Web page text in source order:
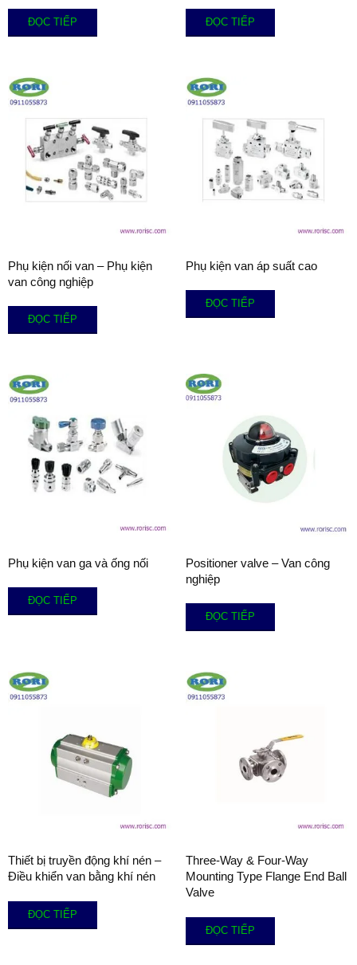
ĐỌC TIẾP ĐỌC TIẾP
Phụ kiện nối van – Phụ kiện
van công nghiệp
ĐỌC TIẾP
Phụ kiện van áp suất cao
ĐỌC TIẾP
Phụ kiện van ga và ống nối
ĐỌC TIẾP
Positioner valve – Van công
nghiệp
ĐỌC TIẾP
Thiết bị truyền động khí nén –
Điều khiển van bằng khí nén
ĐỌC TIẾP
Three-Way & Four-Way
Mounting Type Flange End Ball
Valve
ĐỌC TIẾP